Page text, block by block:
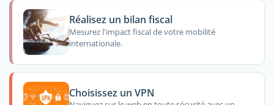
Réalisez un bilan fiscal
Mesurez l'impact fiscal de votre mobilité
internationale.
Choisissez un VPN